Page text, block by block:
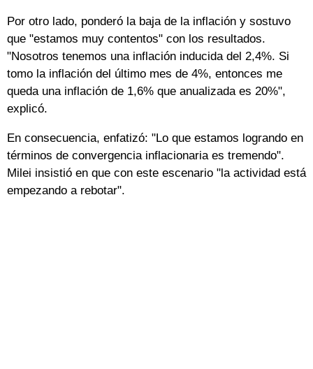
Por otro lado, ponderó la baja de la inflación y sostuvo
que "estamos muy contentos" con los resultados.
"Nosotros tenemos una inflación inducida del 2,4%. Si
tomo la inflación del último mes de 4%, entonces me
queda una inflación de 1,6% que anualizada es 20%",
explicó.
En consecuencia, enfatizó: "Lo que estamos logrando en
términos de convergencia inflacionaria es tremendo".
Milei insistió en que con este escenario "la actividad está
empezando a rebotar".